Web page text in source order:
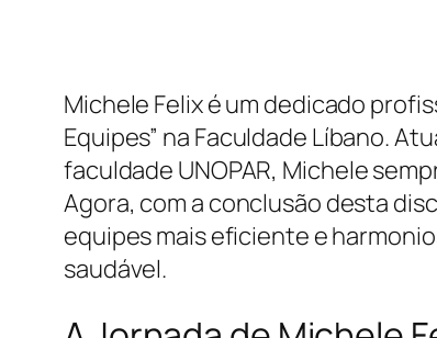
Michele Felix é um dedicado
Equipes” na Faculdade Líbano.
faculdade UNOPAR, Michele
Agora, com a conclusão desta
equipes mais eficiente e
saudável.